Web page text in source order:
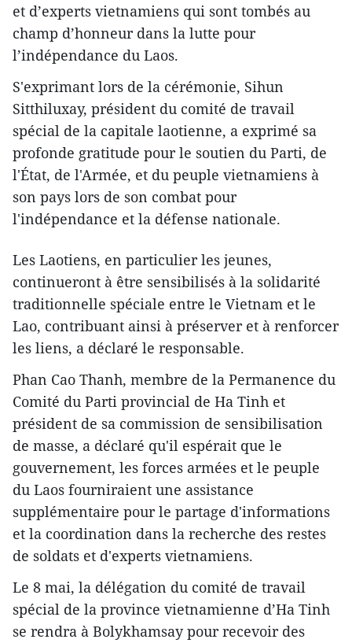
et d’experts vietnamiens qui sont tombés au
champ d’honneur dans la lutte pour
l’indépendance du Laos.
S'exprimant lors de la cérémonie, Sihun
Sitthiluxay, président du comité de travail
spécial de la capitale laotienne, a exprimé sa
profonde gratitude pour le soutien du Parti, de
l'État, de l'Armée, et du peuple vietnamiens à
son pays lors de son combat pour
l'indépendance et la défense nationale.
Les Laotiens, en particulier les jeunes,
continueront à être sensibilisés à la solidarité
traditionnelle spéciale entre le Vietnam et le
Lao, contribuant ainsi à préserver et à renforcer
les liens, a déclaré le responsable.
Phan Cao Thanh, membre de la Permanence du
Comité du Parti provincial de Ha Tinh et
président de sa commission de sensibilisation
de masse, a déclaré qu'il espérait que le
gouvernement, les forces armées et le peuple
du Laos fourniraient une assistance
supplémentaire pour le partage d'informations
et la coordination dans la recherche des restes
de soldats et d'experts vietnamiens.
Le 8 mai, la délégation du comité de travail
spécial de la province vietnamienne d’Ha Tinh
se rendra à Bolykhamsay pour recevoir des